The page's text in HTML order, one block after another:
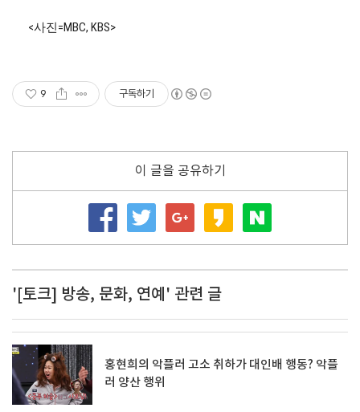
<사진=MBC, KBS>
9 구독하기
이 글을 공유하기
'[토크] 방송, 문화, 연예' 관련 글
홍현희의 악플러 고소 취하가 대인배 행동? 악플
러 양산 행위